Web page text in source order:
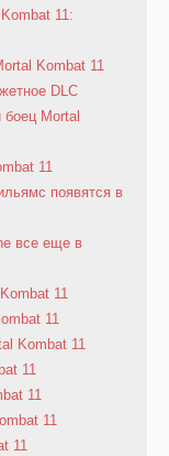
11:
Kombat 11
DLC
Mortal
11
появятся в
все еще в
11
11
Kombat 11
11
11
11
11